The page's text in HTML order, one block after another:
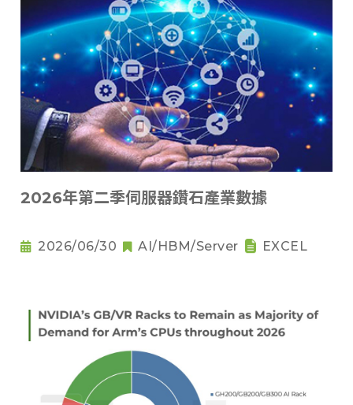
2026年第二季伺服器鑽石產業數據
2026/06/30 AI/HBM/Server EXCEL